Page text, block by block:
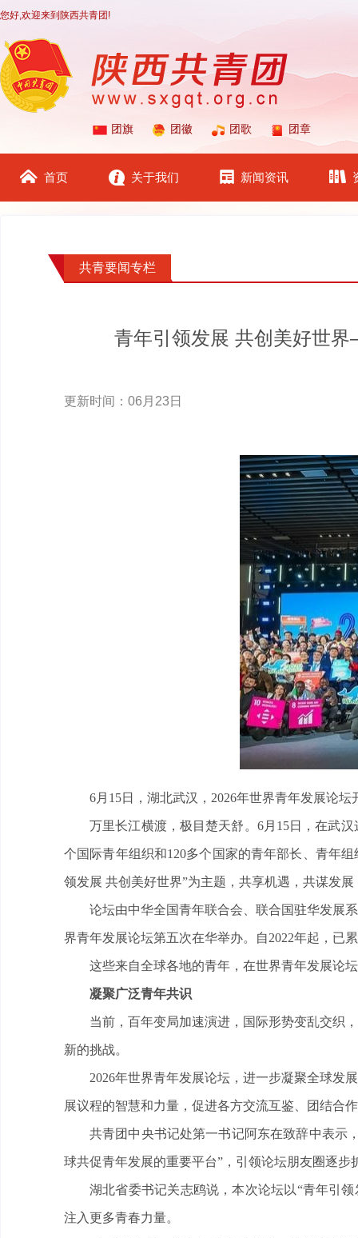
您好,欢迎来到陕西共青团!
团旗 团徽 团歌 团章
首页 关于我们 新闻资讯
共青要闻专栏
青年引领发展 共创美好世
更新时间：06月23日
6月15日，湖北武汉，2026年世界青年发展论
万里长江横渡，极目楚天舒。6月15日，在武
个国际青年组织和120多个国家的青年部长、青年
领发展 共创美好世界”为主题，共享机遇，共谋发
论坛由中华全国青年联合会、联合国驻华发展
界青年发展论坛第五次在华举办。自2022年起，已
这些来自全球各地的青年，在世界青年发展论
凝聚广泛青年共识
当前，百年变局加速演进，国际形势变乱交织
新的挑战。
2026年世界青年发展论坛，进一步凝聚全球发
展议程的智慧和力量，促进各方交流互鉴、团结合
共青团中央书记处第一书记阿东在致辞中表示
球共促青年发展的重要平台”，引领论坛朋友圈逐
湖北省委书记关志鸥说，本次论坛以“青年引
注入更多青春力量。